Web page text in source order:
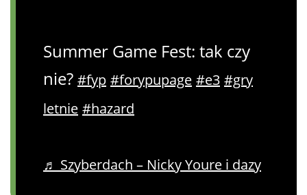
Summer Game Fest: tak czy
nie? #fyp #forypupage #e3 #gry
letnie #hazard
♬ Szyberdach – Nicky Youre i dazy